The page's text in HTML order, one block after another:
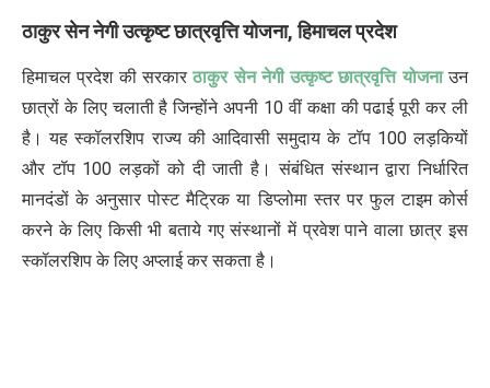
ठाकुरसेननेगीउत्कृष्टछात्रवृत्तियोजना,हिमाचलप्रदेश
हिमाचल प्रदेश की सरकारठाकुर सेन नेगी उत्कृष्ट छात्रवृत्ति योजना उन
छात्रों के लिए चलाती है जिन्होंने अपनी 10 वीं कक्षा की पढाई पूरी कर ली
है। यह स्कॉलरशिप राज्य की आदिवासी समुदाय के टॉप 100 लड़कियों
और टॉप 100 लड़कों को दी जाती है। संबंधित संस्थान द्वारा निर्धारित
मानदंडों के अनुसार पोस्ट मैट्रिक या डिप्लोमा स्तर पर फुल टाइम कोर्स
करने के लिए किसी भी बताये गए संस्थानों में प्रवेश पाने वाला छात्र इस
स्कॉलरशिप के लिए अप्लाई कर सकता है।